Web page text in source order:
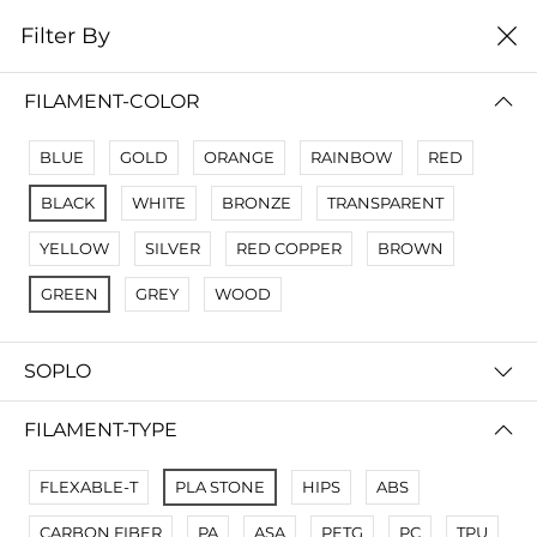
0
No Results
Not Found Filters1
Not Found Filters2
Filter By
FILAMENT-COLOR
BLUE GOLD ORANGE RAINBOW RED
BLACK WHITE BRONZE TRANSPARENT
YELLOW SILVER RED COPPER BROWN
GREEN GREY WOOD
SOPLO
FILAMENT-TYPE
FLEXABLE-T PLA STONE HIPS ABS
CARBON FIBER PA ASA PETG PC TPU